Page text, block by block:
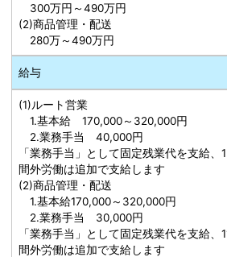
300万円～490万円
(2)商品管理・配送
280万～490万円
給与
(1)ルート営業
1.基本給 170,000～320,000円
2.業務手当 40,000円
「業務手当」として固定残業代を支給
間外労働は追加で支給します
(2)商品管理・配送
1.基本給170,000～320,000円
2.業務手当 30,000円
「業務手当」として固定残業代を支給、
間外労働は追加で支給します